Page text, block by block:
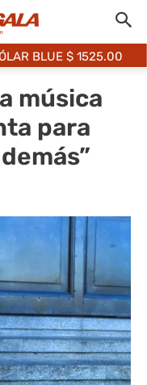
BLUE $ 1525.00
música
para